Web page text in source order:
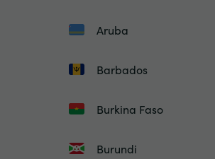
Aruba
Barbados
Burkina Faso
Burundi